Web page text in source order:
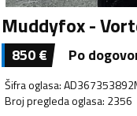
Muddyfox -
850€ Po
Šifra oglasa:
Broj pregleda oglasa: 2356